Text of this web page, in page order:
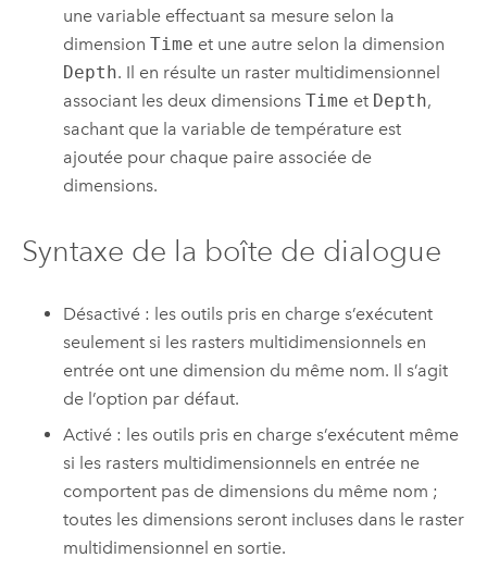
une variable effectuant sa mesure selon la
dimensionTime et une autre selon la dimension
Depth. Il en résulte un raster multidimensionnel
associant les deux dimensionsTime et Depth,
sachant que la variable de température est
ajoutée pour chaque paire associée de
dimensions.
Syntaxe de la boîte de dialogue
Désactivé : les outils pris en charge s’exécutent
seulement si les rasters multidimensionnels en
entrée ont une dimension du même nom. Il s’agit
de l’option par défaut.
Activé : les outils pris en charge s’exécutent même
si les rasters multidimensionnels en entrée ne
comportent pas de dimensions du même nom ;
toutes les dimensions seront incluses dans le raster
multidimensionnel en sortie.